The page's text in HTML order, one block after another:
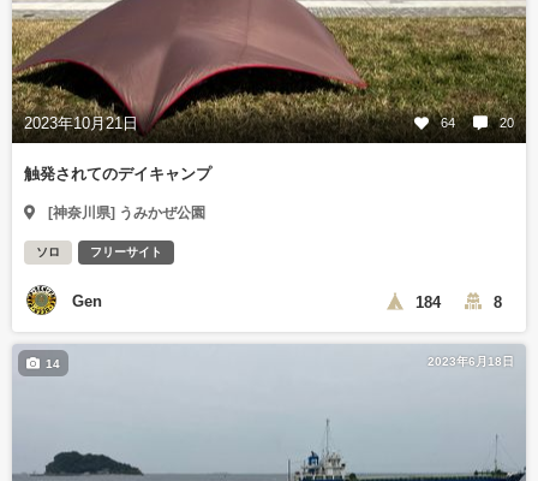
2023年10月21日 64 20
触発されてのデイキャンプ
[神奈川県] うみかぜ公園
ソロ フリーサイト
Gen 184 8
2023年6月18日
14